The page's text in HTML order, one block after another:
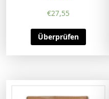
€27,55
Überprüfen